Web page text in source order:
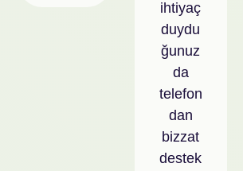
ihtiyaç
duydu
ğunuz
da
telefon
dan
bizzat
destek